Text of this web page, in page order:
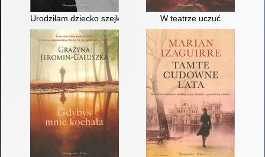
Urodziłam dziecko szejka W teatrze uczuć